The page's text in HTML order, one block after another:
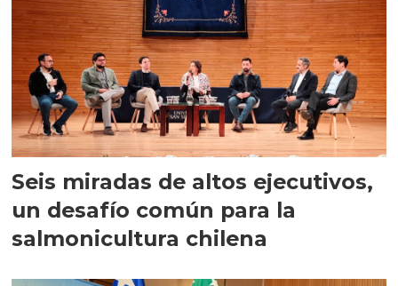
Seis miradas de altos ejecutivos,
un desafío común para la
salmonicultura chilena